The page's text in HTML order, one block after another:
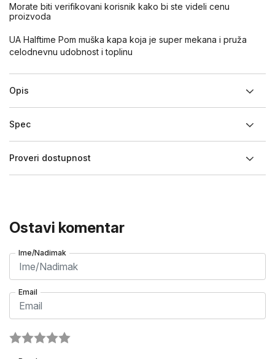
Morate biti verifikovani korisnik kako bi ste videli cenu
proizvoda
UA Halftime Pom muška kapa koja je super mekana i pruža
celodnevnu udobnost i toplinu
Opis
Spec
Proveri dostupnost
Ostavi komentar
Ime/Nadimak
Email